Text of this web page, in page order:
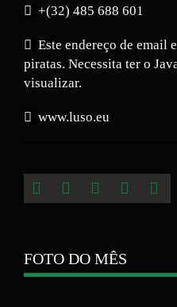
+(32) 485 688 601
Este endereço de email
piratas. Necessita ter o
visualizar.
www.luso.eu
FOTO DO MÊS